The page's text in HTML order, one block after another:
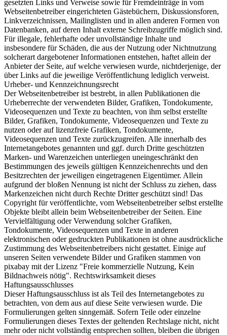
gesetzten Links und Verweise sowie für Fremdeinträge in vom
Webseitenbetreiber eingerichteten Gästebüchern, Diskussionsforen,
Linkverzeichnissen, Mailinglisten und in allen anderen Formen von
Datenbanken, auf deren Inhalt externe Schreibzugriffe möglich sind.
Für illegale, fehlerhafte oder unvollständige Inhalte und
insbesondere für Schäden, die aus der Nutzung oder Nichtnutzung
solcherart dargebotener Informationen entstehen, haftet allein der
Anbieter der Seite, auf welche verwiesen wurde, nichtderjenige, der
über Links auf die jeweilige Veröffentlichung lediglich verweist.
Urheber- und Kennzeichnungsrecht
Der Webseitenbetreiber ist bestrebt, in allen Publikationen die
Urheberrechte der verwendeten Bilder, Grafiken, Tondokumente,
Videosequenzen und Texte zu beachten, von ihm selbst erstellte
Bilder, Grafiken, Tondokumente, Videosequenzen und Texte zu
nutzen oder auf lizenzfreie Grafiken, Tondokumente,
Videosequenzen und Texte zurückzugreifen. Alle innerhalb des
Internetangebotes genannten und ggf. durch Dritte geschützten
Marken- und Warenzeichen unterliegen uneingeschränkt den
Bestimmungen des jeweils gültigen Kennzeichenrechts und den
Besitzrechten der jeweiligen eingetragenen Eigentümer. Allein
aufgrund der bloßen Nennung ist nicht der Schluss zu ziehen, dass
Markenzeichen nicht durch Rechte Dritter geschützt sind! Das
Copyright für veröffentlichte, vom Webseitenbetreiber selbst erstellte
Objekte bleibt allein beim Webseitenbetreiber der Seiten. Eine
Vervielfältigung oder Verwendung solcher Grafiken,
Tondokumente, Videosequenzen und Texte in anderen
elektronischen oder gedruckten Publikationen ist ohne ausdrückliche
Zustimmung des Webseitenbetreibers nicht gestattet. Einige auf
unseren Seiten verwendete Bilder und Grafiken stammen von
pixabay mit der Lizenz "Freie kommerzielle Nutzung, Kein
Bildnachweis nötig". Rechtswirksamkeit dieses
Haftungsausschlusses
Dieser Haftungsausschluss ist als Teil des Internetangebotes zu
betrachten, von dem aus auf diese Seite verwiesen wurde. Die
Formulierungen gelten sinngemäß. Sofern Teile oder einzelne
Formulierungen dieses Textes der geltenden Rechtslage nicht, nicht
mehr oder nicht vollständig entsprechen sollten, bleiben die übrigen